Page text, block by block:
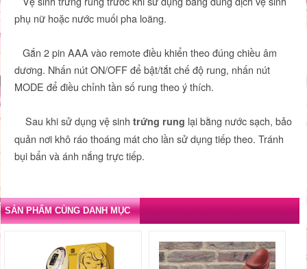
phụ nữ hoặc nước muối pha loãng.
Gắn 2 pin AAA vào remote điều khiển theo đúng chiều âm
dương. Nhấn nút ON/OFF để bật/tắt chế độ rung, nhấn nút
MODE để điều chỉnh tần số rung theo ý thích.
Sau khi sử dụng vệ sinh trứng rung lại bằng nước sạch, bảo
quản nơi khô ráo thoáng mát cho lần sử dụng tiếp theo. Tránh
bụi bẩn và ánh nắng trực tiếp.
SẢN PHẨM CÙNG DANH MỤC